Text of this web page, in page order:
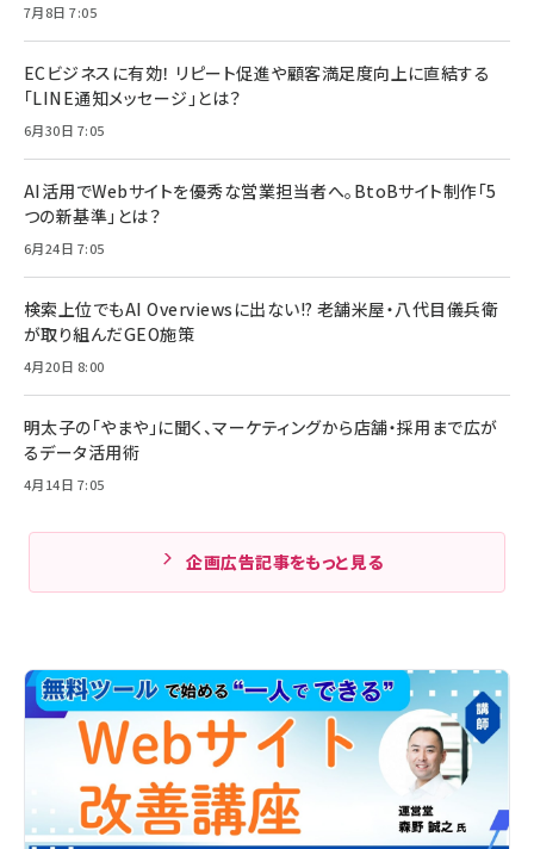
7月8日 7:05
ECビジネスに有効！ リピート促進や顧客満足度向上に直結する
「LINE通知メッセージ」とは？
6月30日 7:05
AI活用でWebサイトを優秀な営業担当者へ。BtoBサイト制作「5
つの新基準」とは？
6月24日 7:05
検索上位でもAI Overviewsに出ない!? 老舗米屋・八代目儀兵衛
が取り組んだGEO施策
4月20日 8:00
明太子の「やまや」に聞く、マーケティングから店舗・採用まで広が
るデータ活用術
4月14日 7:05
企画広告記事をもっと見る